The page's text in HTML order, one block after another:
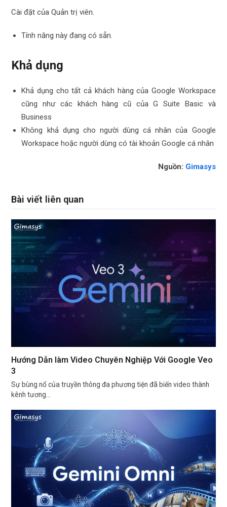
Cài đặt của Quản trị viên.
Tính năng này đang có sẵn.
Khả dụng
Khả dụng cho tất cả khách hàng của Google Workspace
cũng như các khách hàng cũ của G Suite Basic và
Business
Không khả dụng cho người dùng cá nhân của Google
Workspace hoặc người dùng có tài khoản Google cá nhân
Nguồn: Gimasys
Bài viết liên quan
Hướng Dẫn làm Video Chuyên Nghiệp Với Google Veo
3
Sự bùng nổ của truyền thông đa phương tiện đã biến video thành
kênh tương…